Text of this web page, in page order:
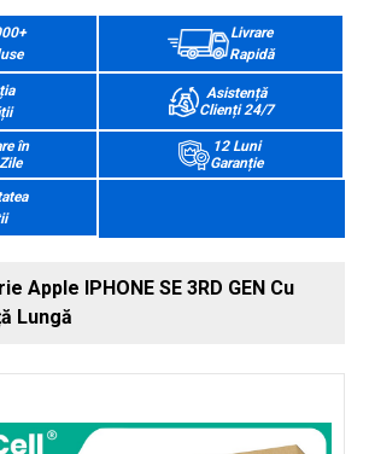
Livrare
Rapidă
Asistență
Clienți 24/7
în
12 Luni
Garanție
Apple IPHONE SE 3RD GEN Cu
Lungă